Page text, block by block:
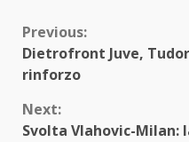
Continue
Reading
Previous:
Dietrofront Juve,
rinforzo
Next:
Svolta Vlahovic-Milan: